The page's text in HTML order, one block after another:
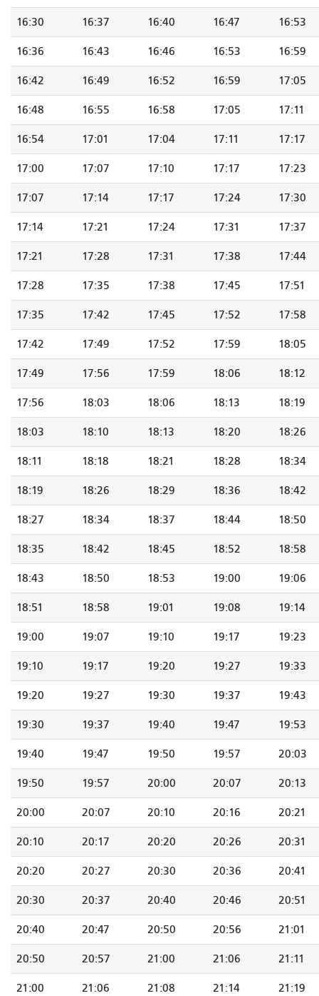
16:30 16:37 16:40 16:47 16:53
16:36 16:43 16:46 16:53 16:59
16:42 16:49 16:52 16:59 17:05
16:48 16:55 16:58 17:05 17:11
16:54 17:01 17:04 17:11 17:17
17:00 17:07 17:10 17:17 17:23
17:07 17:14 17:17 17:24 17:30
17:14 17:21 17:24 17:31 17:37
17:21 17:28 17:31 17:38 17:44
17:28 17:35 17:38 17:45 17:51
17:35 17:42 17:45 17:52 17:58
17:42 17:49 17:52 17:59 18:05
17:49 17:56 17:59 18:06 18:12
17:56 18:03 18:06 18:13 18:19
18:03 18:10 18:13 18:20 18:26
18:11 18:18 18:21 18:28 18:34
18:19 18:26 18:29 18:36 18:42
18:27 18:34 18:37 18:44 18:50
18:35 18:42 18:45 18:52 18:58
18:43 18:50 18:53 19:00 19:06
18:51 18:58 19:01 19:08 19:14
19:00 19:07 19:10 19:17 19:23
19:10 19:17 19:20 19:27 19:33
19:20 19:27 19:30 19:37 19:43
19:30 19:37 19:40 19:47 19:53
19:40 19:47 19:50 19:57 20:03
19:50 19:57 20:00 20:07 20:13
20:00 20:07 20:10 20:16 20:21
20:10 20:17 20:20 20:26 20:31
20:20 20:27 20:30 20:36 20:41
20:30 20:37 20:40 20:46 20:51
20:40 20:47 20:50 20:56 21:01
20:50 20:57 21:00 21:06 21:11
21:00 21:06 21:08 21:14 21:19